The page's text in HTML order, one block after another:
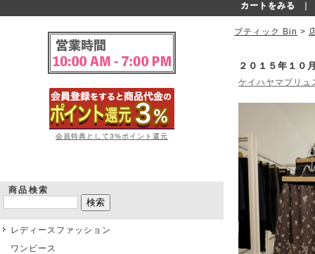
カートをみる
会員特典として3%ポイント還元
商品検索
レディースファッション
ワンピース
ブティック Bin >
２０１５年１０
ケイハヤマプリュ